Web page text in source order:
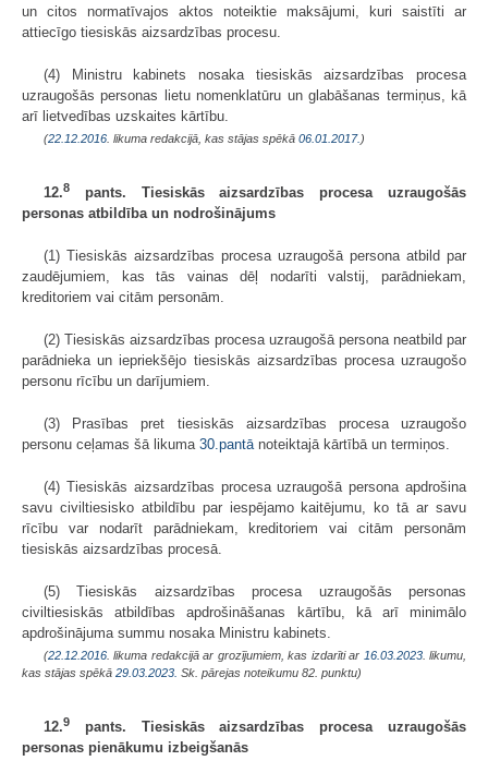
un citos normatīvajos aktos noteiktie maksājumi, kuri saistīti ar
attiecīgo tiesiskās aizsardzības procesu.
(4) Ministru kabinets nosaka tiesiskās aizsardzības procesa
uzraugošās personas lietu nomenklatūru un glabāšanas termiņus, kā
arī lietvedības uzskaites kārtību.
(22.12.2016 . likuma redakcijā, kas stājas spēkā 06.01.2017. )
12.8
pants. Tiesiskās aizsardzības procesa uzraugošās
personas atbildība un nodrošinājums
(1) Tiesiskās aizsardzības procesa uzraugošā persona atbild par
zaudējumiem, kas tās vainas dēļ nodarīti valstij, parādniekam,
kreditoriem vai citām personām.
(2) Tiesiskās aizsardzības procesa uzraugošā persona neatbild par
parādnieka un iepriekšējo tiesiskās aizsardzības procesa uzraugošo
personu rīcību un darījumiem.
(3) Prasības pret tiesiskās aizsardzības procesa uzraugošo
personu ceļamas šā likuma 30.pantānoteiktajā kārtībā un termiņos.
(4) Tiesiskās aizsardzības procesa uzraugošā persona apdrošina
savu civiltiesisko atbildību par iespējamo kaitējumu, ko tā ar savu
rīcību var nodarīt parādniekam, kreditoriem vai citām personām
tiesiskās aizsardzības procesā.
(5) Tiesiskās aizsardzības procesa uzraugošās personas
civiltiesiskās atbildības apdrošināšanas kārtību, kā arī minimālo
apdrošinājuma summu nosaka Ministru kabinets.
(22.12.2016 . likuma redakcijā ar grozījumiem, kas izdarīti ar 16.03.2023. likumu,
kas stājas spēkā 29.03.2023. Sk. pārejas noteikumu 82. punktu)
12.9
pants. Tiesiskās aizsardzības procesa uzraugošās
personas pienākumu izbeigšanās